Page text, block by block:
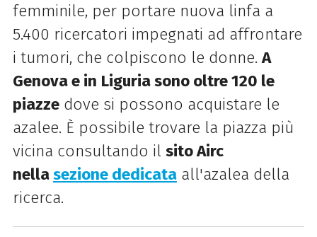
femminile, per portare nuova linfa a
5.400 ricercatori impegnati ad affrontare
i tumori, che colpiscono le donne.A
Genova e in Liguria sono oltre 120 le
piazzedove si possono acquistare le
azalee. È possibile trovare la piazza più
vicina consultando il sito Airc
nellasezione dedicata all'azalea della
ricerca.